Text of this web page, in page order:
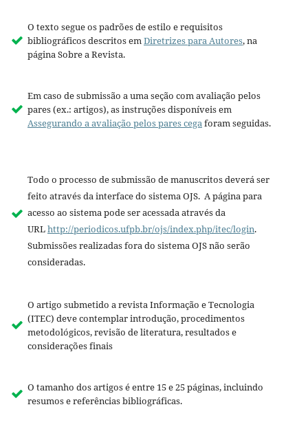
O texto segue os padrões de estilo e requisitos
bibliográficos descritos emDiretrizes para Autores, na
página Sobre a Revista.
Em caso de submissão a uma seção com avaliação pelos
pares (ex.: artigos), as instruções disponíveis em
Assegurando a avaliação pelos pares cegaforam seguidas.
Todo o processo de submissão de manuscritos deverá ser
feito através da interface do sistema OJS. A página para
acesso ao sistema pode ser acessada através da
URLhttp://periodicos.ufpb.br/ojs/index.php/itec/login.
Submissões realizadas fora do sistema OJS não serão
consideradas.
O artigo submetido a revista Informação e Tecnologia
(ITEC) deve contemplar introdução, procedimentos
metodológicos, revisão de literatura, resultados e
considerações finais
O tamanho dos artigos é entre 15 e 25 páginas, incluindo
resumos e referências bibliográficas.